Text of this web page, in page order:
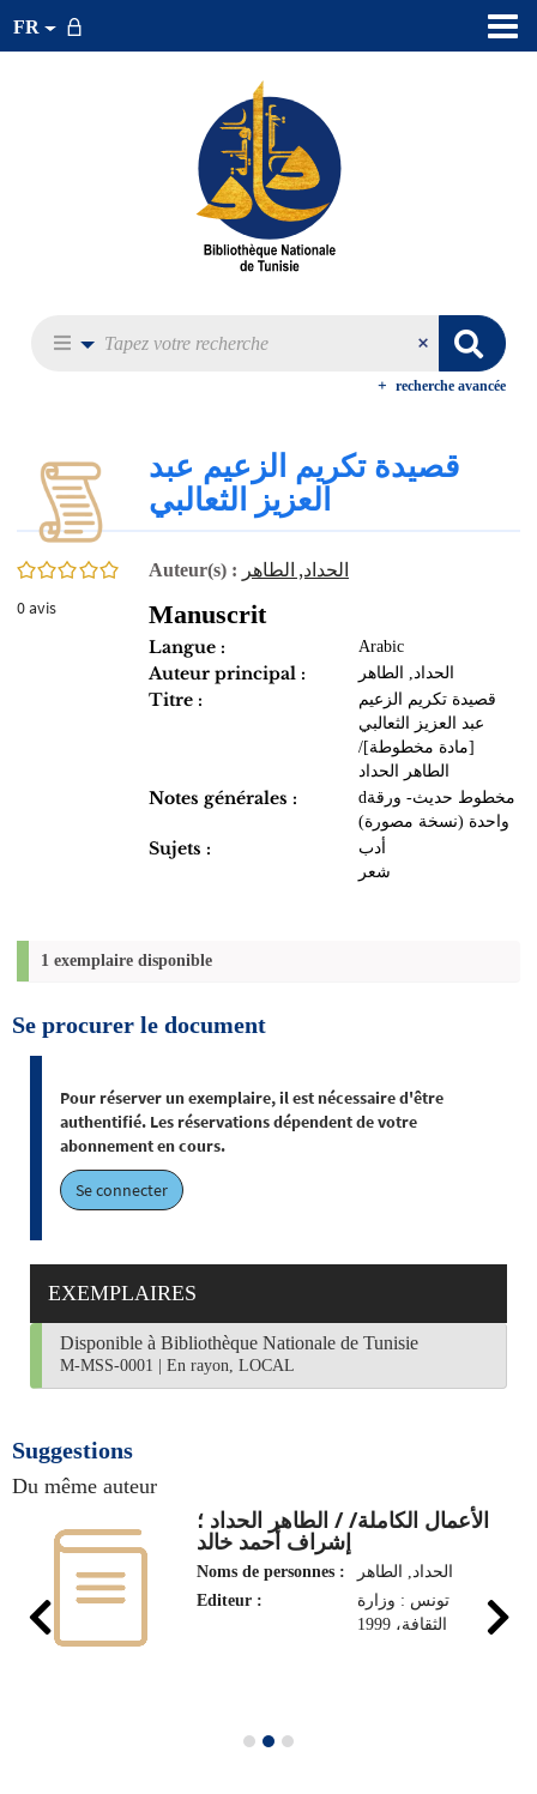
FR
recherche avancée
0/5
0avis
قصيدة تكريم الزعيم عبد
العزيز الثعالبي
Auteur(s) : الحداد, الطاهر‏
Manuscrit
Langue : Arabic
Auteur principal : الحداد, الطاهر‏
Titre :
قصيدة تكريم الزعيم
عبد العزيز الثعالبي
[مادة مخطوطة]/
الطاهر الحداد
Notes générales :
dمخطوط حديث- ورقة
واحدة (نسخة مصورة)
Sujets :
أدب
شعر
1 exemplaire disponible
Se procurer le document
Pour réserver un exemplaire, il est nécessaire d'être
authentifié. Les réservations dépendent de votre
abonnement en cours.
Se connecter
EXEMPLAIRES
Disponible à Bibliothèque Nationale de Tunisie
M-MSS-0001 En rayon, LOCAL
Suggestions
Du même auteur
الأعمال الكاملة/ / الطاهر الحداد ؛
إشراف أحمد خالد
Noms de personnes :
الحداد, الطاهر‏
Editeur :
تونس : وزارة
الثقافة، 1999